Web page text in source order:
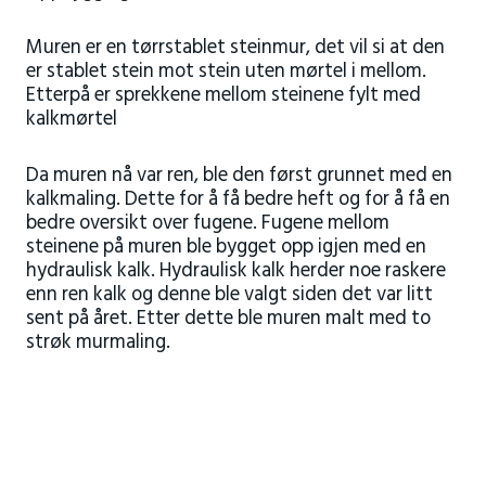
Muren er en tørrstablet steinmur, det vil si at den
er stablet stein mot stein uten mørtel i mellom.
Etterpå er sprekkene mellom steinene fylt med
kalkmørtel
Da muren nå var ren, ble den først grunnet med en
kalkmaling. Dette for å få bedre heft og for å få en
bedre oversikt over fugene. Fugene mellom
steinene på muren ble bygget opp igjen med en
hydraulisk kalk. Hydraulisk kalk herder noe raskere
enn ren kalk og denne ble valgt siden det var litt
sent på året. Etter dette ble muren malt med to
strøk murmaling.